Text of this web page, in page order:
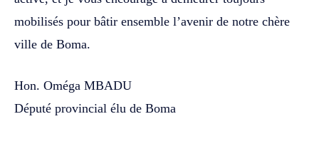
mobilisés pour bâtir ensemble l’avenir de notre chère
ville de Boma.
Hon. Oméga MBADU
Député provincial élu de Boma